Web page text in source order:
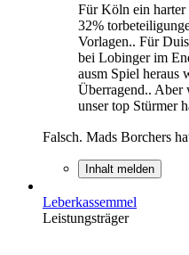
Für Köln ein harter
32%
Vorlagen.. Für
bei Lobinger im
ausm Spiel heraus
Überragend.. Aber
unser top Stürmer
Falsch. Mads Borchers
Inhalt melden
Leberkassemmel
Leistungsträger